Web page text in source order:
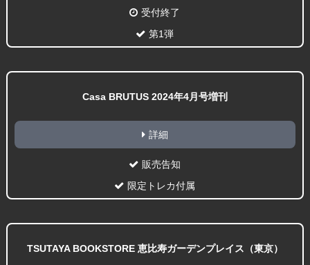
受付終了
第1弾
Casa BRUTUS 2024年4月号増刊
詳細
販売告知
限定トレカ付属
TSUTAYA BOOKSTORE 恵比寿ガーデンプレイス（東京）